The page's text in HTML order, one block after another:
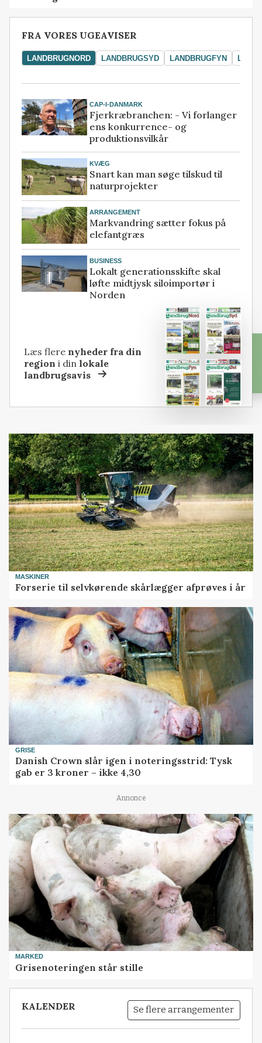
FRA VORES UGEAVISER
LANDBRUGNORD LANDBRUGSYD LANDBRUGFYN
CAP-I-DANMARK
Fjerkræbranchen: - Vi forlanger
ens konkurrence- og
produktionsvilkår
KVÆG
Snart kan man søge tilskud til
naturprojekter
ARRANGEMENT
Markvandring sætter fokus på
elefantgræs
BUSINESS
Lokalt generationsskifte skal
løfte midtjysk siloimportør i
Norden
Læs flere nyheder fra din
region i dinlokale
landbrugsavis
MASKINER
Forserie til selvkørende skårlægger afprøves i år
GRISE
Danish Crown slår igen i noteringsstrid: Tysk
gab er 3 kroner – ikke 4,30
Annonce
MARKED
Grisenoteringen står stille
KALENDER Se flere arrangementer